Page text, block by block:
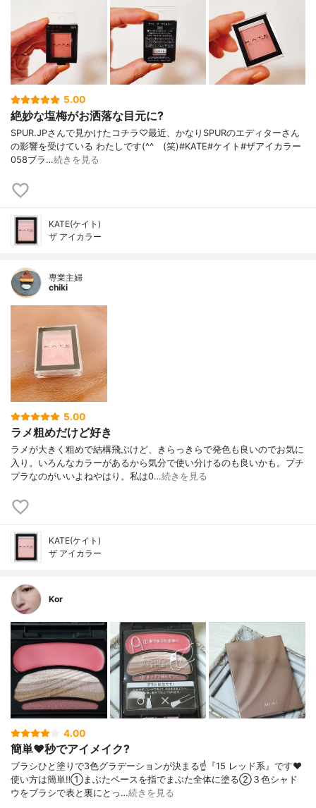
5.00
絶妙な塩梅がお洒落な目元に?
SPUR.JPさんで見かけたコチラ♡最近、かなりSPURのエディターさん
の影響を受けている わたしです(^^ゞ(笑)#KATE#ケイト#ザアイカラー
058ブラ…続きを見る
KATE(ケイト)
ザ アイカラー
専業主婦
chiki
5.00
ラメ粗めだけど好き
ラメが大きく粗めで結構飛ぶけど、きらっきらで発色も良いのでお気に
入り。いろんなカラーがあるから気分で使い分けるのも良いかも。プチ
プラなのがいいよねやはり。私は0…続きを見る
KATE(ケイト)
ザ アイカラー
Kor
4.00
簡単❤️秒でアイメイク?
ブラシひと塗りで3色グラデーションが決まる☝️『15 レッド系』です❤️
使い方は簡単‼️①まぶたベースを指でまぶた全体に塗る②３色シャド
ウをブラシで表と裏にとっ…続きを見る